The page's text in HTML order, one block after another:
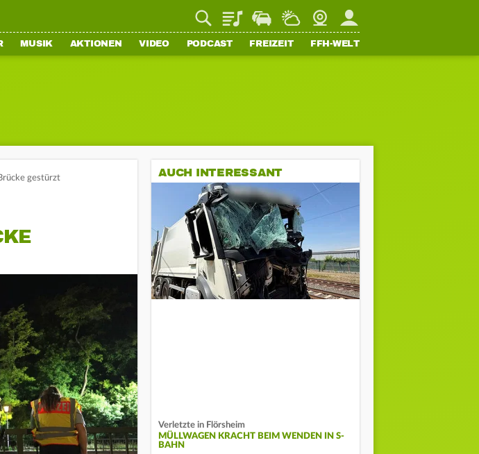
PlaylistStaupilotWetterWebcamMein FFH
MUSIK AKTIONEN VIDEO PODCAST FREIZEIT FFH-WELT
gestürzt
AUCH INTERESSANT
Verletzte in Flörsheim
MÜLLWAGEN KRACHT BEIM WENDEN IN S-
BAHN